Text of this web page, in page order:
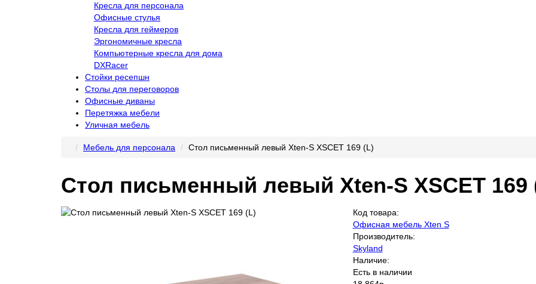
Кресла для персонала
Офисные стулья
Кресла для геймеров
Эргономичные кресла
Компьютерные кресла для дома
DXRacer
Стойки ресепшн
Столы для переговоров
Офисные диваны
Перетяжка мебели
Уличная мебель
Мебель для персонала Стол письменный левый Xten-S XSCET 169 (L)
Стол письменный левый Xten-S XSCET 169
Код товара:
Офисная мебель Xten S
Производитель:
Skyland
Наличие:
Есть в наличии